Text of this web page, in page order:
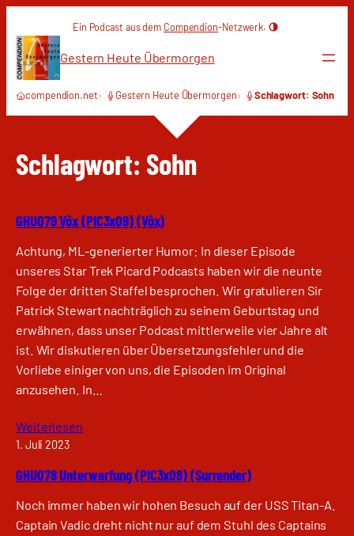
Inhalt
springen
Ein Podcast aus dem Compendion-Netzwerk.
Gestern Heute Übermorgen
compendion.net Gestern Heute Übermorgen Schlagwort: Sohn
Schlagwort: Sohn
GHU079 Võx (PIC3x09) (Võx)
Achtung, ML-generierter Humor: In dieser Episode
unseres Star Trek Picard Podcasts haben wir die neunte
Folge der dritten Staffel besprochen. Wir gratulieren Sir
Patrick Stewart nachträglich zu seinem Geburtstag und
erwähnen, dass unser Podcast mittlerweile vier Jahre alt
ist. Wir diskutieren über Übersetzungsfehler und die
Vorliebe einiger von uns, die Episoden im Original
anzusehen. In…
Weiterlesen
1. Juli 2023
GHU078 Unterwerfung (PIC3x08) (Surrender)
Noch immer haben wir hohen Besuch auf der USS Titan-A.
Captain Vadic dreht nicht nur auf dem Stuhl des Captains